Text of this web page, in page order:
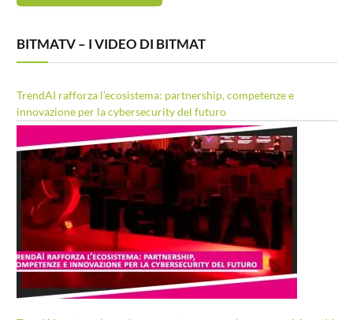
BITMATV – I VIDEO DI BITMAT
TrendAI rafforza l’ecosistema: partnership, competenze e
innovazione per la cybersecurity del futuro